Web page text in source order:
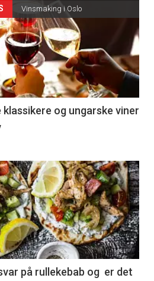
Vinsmaking i Oslo
og ungarske viner
på rullekebab og er det